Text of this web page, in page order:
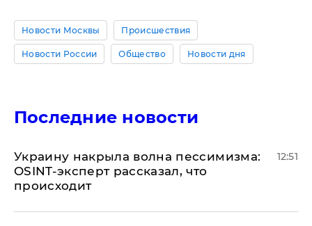
Новости Москвы Происшествия
Новости России Общество Новости дня
Последние новости
​Украину накрыла волна пессимизма:
OSINT-эксперт рассказал, что
происходит
12:51